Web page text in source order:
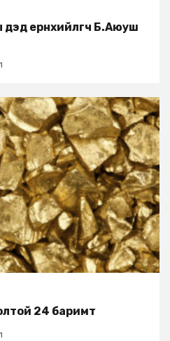
eрөнхийлөгч Б.Аюуш
24 баримт